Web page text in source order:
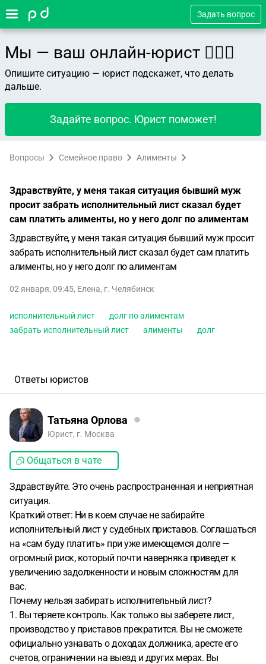
Задать вопрос
Мы — ваш онлайн-юрист 👨🏻‍⚖️
Опишите ситуацию — юрист подскажет, что делать
дальше.
Задайте вопрос. Юрист поможет!
Вопросы Семейное право Алименты
Здравствуйте, у меня такая ситуация бывший муж
просит забрать исполнительный лист сказал будет
сам платить алименты, но у него долг по алиментам
Здравствуйте, у меня такая ситуация бывший муж просит
забрать исполнительный лист сказал будет сам платить
алименты, но у него долг по алиментам
02 января, 09:45, Елена, г. Челябинск
исполнительный лист
долг по алиментам
забрать исполнительный лист
алименты долг
Ответы юристов
Татьяна Орлова
Юрист, г. Москва
Общаться в чате
Здравствуйте. Это очень распространенная и неприятная
ситуация.
Краткий ответ: Ни в коем случае не забирайте
исполнительный лист у судебных приставов. Соглашаться
на «сам буду платить» при уже имеющемся долге —
огромный риск, который почти наверняка приведет к
увеличению задолженности и новым сложностям для
вас.
Почему нельзя забирать исполнительный лист?
1. Вы теряете контроль. Как только вы заберете лист,
производство у приставов прекратится. Вы не сможете
официально узнавать о доходах должника, аресте его
счетов, ограничении на выезд и других мерах. Вы